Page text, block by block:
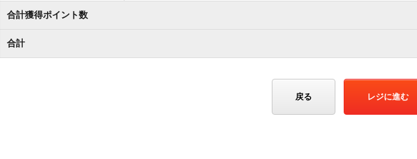
合計獲得ポイント数
合計
戻る レジに進む